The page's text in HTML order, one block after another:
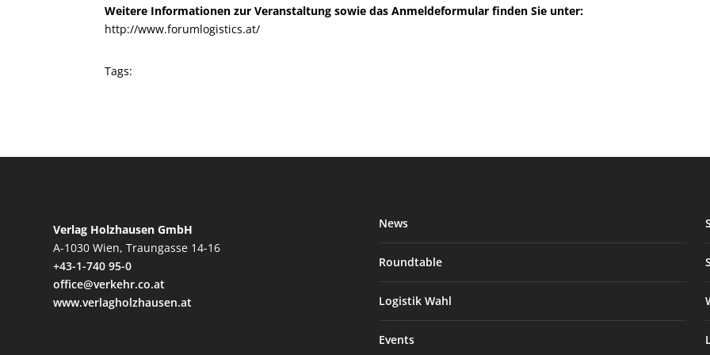
Weitere Informationen zur Veranstaltung sowie das Anmeldeformular finden Sie unter:
http://www.forumlogistics.at/
Tags:
Verlag Holzhausen GmbH
A-1030 Wien, Traungasse 14-16
+43-1-740 95-0
office@verkehr.co.at
www.verlagholzhausen.at
News
Roundtable
Logistik Wahl
Events